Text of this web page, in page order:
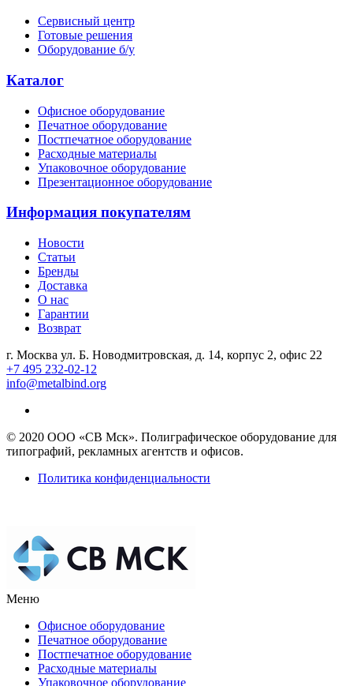
Сервисный центр
Готовые решения
Оборудование б/у
Каталог
Офисное оборудование
Печатное оборудование
Постпечатное оборудование
Расходные материалы
Упаковочное оборудование
Презентационное оборудование
Информация покупателям
Новости
Статьи
Бренды
Доставка
О нас
Гарантии
Возврат
г. Москва ул. Б. Новодмитровская, д. 14, корпус 2, офис 22
+7 495 232-02-12
info@metalbind.org
© 2020 ООО «СВ Мск». Полиграфическое оборудование для
типографий, рекламных агентств и офисов.
Политика конфиденциальности
Меню
Офисное оборудование
Печатное оборудование
Постпечатное оборудование
Расходные материалы
Упаковочное оборудование